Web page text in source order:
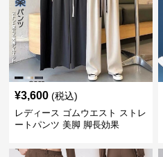
¥3,600 (税込)
レディース ゴムウエスト ストレ
ートパンツ 美脚 脚長効果